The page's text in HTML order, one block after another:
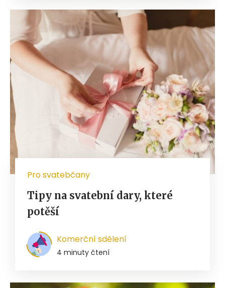
Pro svatebčany
Tipy na svatební dary, které
potěší
Komerční sdělení
4 minuty čtení